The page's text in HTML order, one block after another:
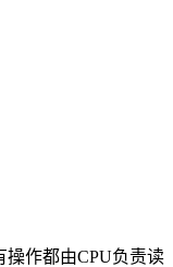
操作都由CPU负责读